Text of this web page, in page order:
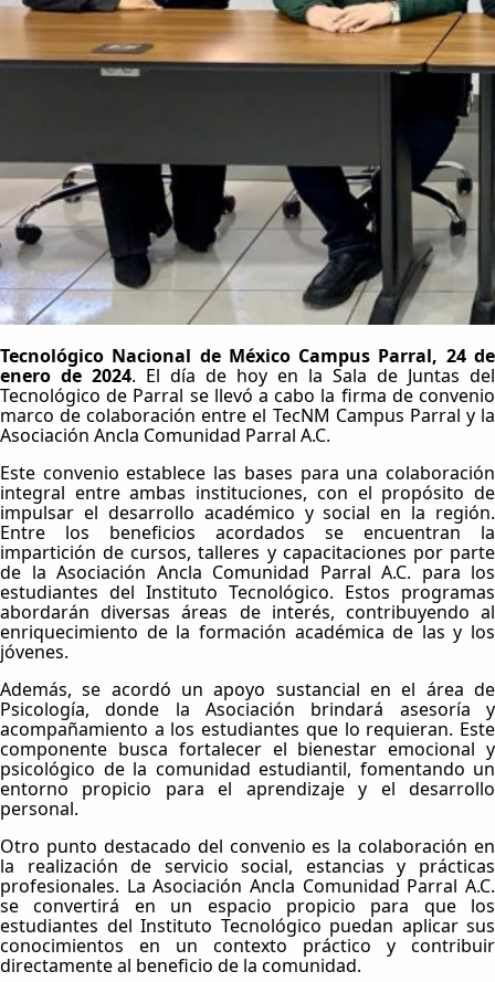
Tecnológico Nacional de México Campus Parral, 24 de
enero de 2024. El día de hoy en la Sala de Juntas del
Tecnológico de Parral se llevó a cabo la firma de convenio
marco de colaboración entre el TecNM Campus Parral y la
Asociación Ancla Comunidad Parral A.C.
Este convenio establece las bases para una colaboración
integral entre ambas instituciones, con el propósito de
impulsar el desarrollo académico y social en la región.
Entre los beneficios acordados se encuentran la
impartición de cursos, talleres y capacitaciones por parte
de la Asociación Ancla Comunidad Parral A.C. para los
estudiantes del Instituto Tecnológico. Estos programas
abordarán diversas áreas de interés, contribuyendo al
enriquecimiento de la formación académica de las y los
jóvenes.
Además, se acordó un apoyo sustancial en el área de
Psicología, donde la Asociación brindará asesoría y
acompañamiento a los estudiantes que lo requieran. Este
componente busca fortalecer el bienestar emocional y
psicológico de la comunidad estudiantil, fomentando un
entorno propicio para el aprendizaje y el desarrollo
personal.
Otro punto destacado del convenio es la colaboración en
la realización de servicio social, estancias y prácticas
profesionales. La Asociación Ancla Comunidad Parral A.C.
se convertirá en un espacio propicio para que los
estudiantes del Instituto Tecnológico puedan aplicar sus
conocimientos en un contexto práctico y contribuir
directamente al beneficio de la comunidad.